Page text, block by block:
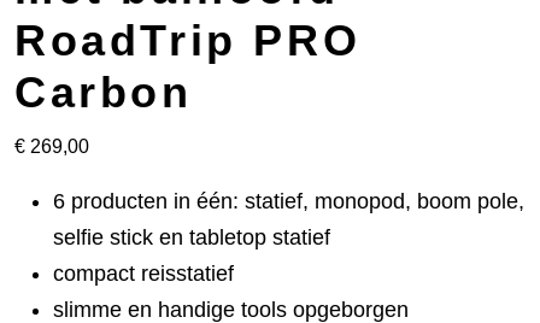
RoadTrip PRO
Carbon
€ 269,00
6 producten in één: statief, monopod, boom pole,
selfie stick en tabletop statief
compact reisstatief
slimme en handige tools opgeborgen